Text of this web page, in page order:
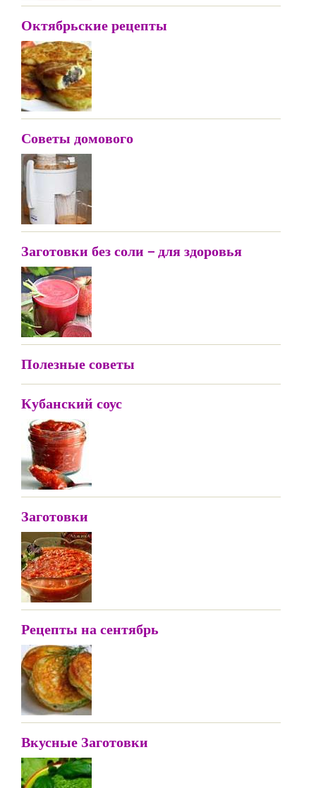
Октябрьские рецепты
Советы домового
Заготовки без соли – для здоровья
Полезные советы
Кубанский соус
Заготовки
Рецепты на сентябрь
Вкусные Заготовки